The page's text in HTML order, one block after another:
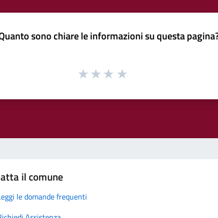
sono chiare le informazioni su questa
il comune
le domande frequenti